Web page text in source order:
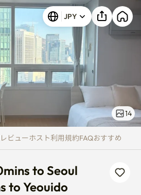
to Seoul
JPY
14
レビューホスト利用規約FAQおすすめ
to Seoul
to Yeouido